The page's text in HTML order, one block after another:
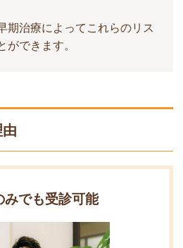
期治療によってこれらのリス
ができます。
みでも受診可能